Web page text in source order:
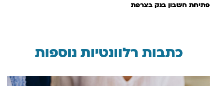
פתיחת חשבון בנק בצרפת
כתבות רלוונטיות נוספות